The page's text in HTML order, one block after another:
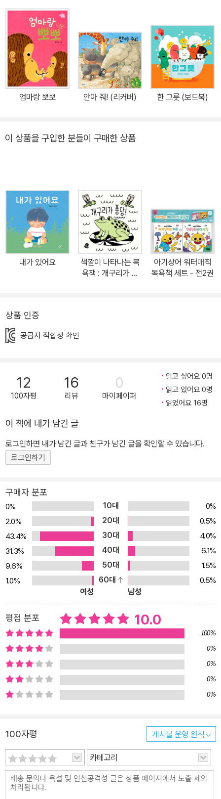
들의 작은 손에 알맞은 크기에, 병풍처럼 펼쳐지는 8쪽짜리 책입니
다. 병풍책 한쪽은 바닷속 풍경이 파노라마로 펼쳐집니다. 글 없이 그
림 속 이야기를 들여다보며 상상력을 키울 수 있어요. 다른 한쪽은 물
고기, 문어, 게 등 아기들이 좋아하는 바닷속 동물 친구들을 배울 수
있습니다. 책의 모서리는 둥그렇고, 촉감은 폭신하고 말랑해서 아기
들이 이모저모 갖고 놀기에 좋고, 소근육 발달에 도움을 줍니다. KC
안전인증과 CE 유럽연합 안전인증을 받은 제품으로 안심하고 사용
하세요. ★ 테레사 벨론은 일러스트레이터입니다. 스페인 알베세테에
려 전시를 여는 한편, 전 세계의 클라이언트들과 함께 일합니다. 여행
을 하고 산책을 하고 아름다운 책들을 보며 작업의 영감을 얻습니다.
엄마랑 뽀뽀 안아 줘! (리커버) 한 그릇 (보드북)
이 상품을 구입한 분들이 구매한 상품
내가 있어요
색깔이 나타나는 목
욕책 : 개구리가 퐁
아기상어 워터매직
목욕책 세트 - 전2권
상품 인증
공급자 적합성 확인
12
100자평
16
리뷰
0
마이페이퍼
읽고 싶어요 0명
읽고 있어요 0명
읽었어요 16명
이 책에 내가 남긴 글
로그인하면 내가 남긴 글과 친구가 남긴 글을 확인할 수 있습니다.
로그인하기
구매자 분포
0% 10대
0%
2.0%
20대
0.5%
43.4%
30대
4.0%
31.3%
40대
6.1%
9.6%
50대
1.5%
1.0%
60대
0.5%
여성
남성
평점 분포 10.0
100%
0%
0%
0%
0%
100자평 게시물 운영 원칙
카테고리